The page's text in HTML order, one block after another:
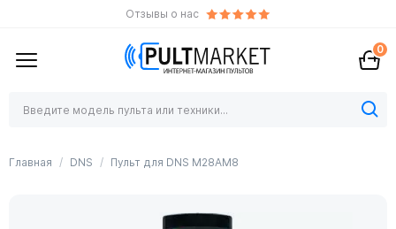
Отзывы о нас
0
Главная DNS Пульт для DNS M28AM8